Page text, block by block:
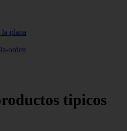
plana
orden
tipicos